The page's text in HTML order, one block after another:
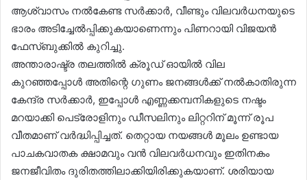
ആശ്വാസം നൽകേണ്ട സർക്കാർ, വീണ്ടും വിലവർധനയുടെ
ഭാരം അടിച്ചേൽപ്പിക്കുകയാണെന്നും പിണറായി വിജയൻ
ഫേസ്ബുക്കിൽ കുറിച്ചു.
അന്താരാഷ്ട്ര തലത്തിൽ ക്രൂഡ് ഓയിൽ വില
കുറഞ്ഞപ്പോൾ അതിന്റെ ഗുണം ജനങ്ങൾക്ക് നൽകാതിരുന്ന
കേന്ദ്ര സർക്കാർ, ഇപ്പോൾ എണ്ണക്കമ്പനികളുടെ നഷ്ടം
മറയാക്കി പെട്രോളിനും ഡീസലിനും ലിറ്ററിന് മൂന്ന് രൂപ
വീതമാണ് വർദ്ധിപ്പിച്ചത്. തെറ്റായ നയങ്ങൾ മൂലം ഉണ്ടായ
പാചകവാതക ക്ഷാമവും വൻ വിലവർധനവും ഇതിനകം
ജനജീവിതം ദുരിതത്തിലാക്കിയിരിക്കുകയാണ്. ശരിയായ